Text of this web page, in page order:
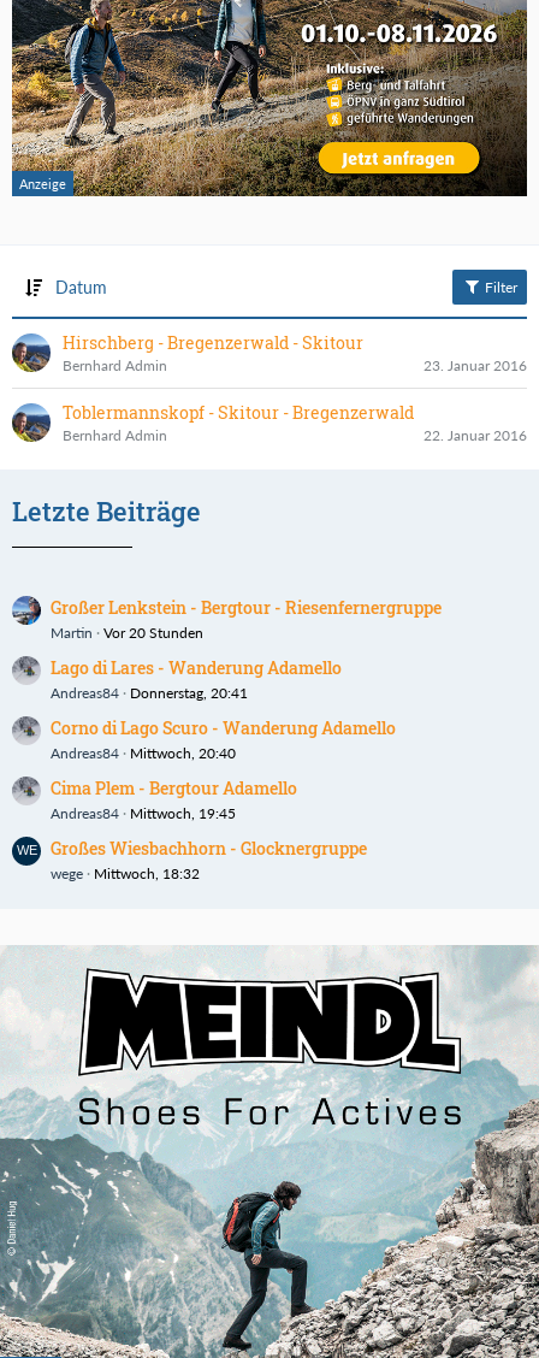
Datum Filter
Hirschberg - Bregenzerwald - Skitour
Bernhard Admin 23. Januar 2016
Toblermannskopf - Skitour - Bregenzerwald
Bernhard Admin 22. Januar 2016
Letzte Beiträge
Großer Lenkstein - Bergtour - Riesenfernergruppe
Martin Vor 20 Stunden
Lago di Lares - Wanderung Adamello
Andreas84 Donnerstag, 20:41
Corno di Lago Scuro - Wanderung Adamello
Andreas84 Mittwoch, 20:40
Cima Plem - Bergtour Adamello
Andreas84 Mittwoch, 19:45
Großes Wiesbachhorn - Glocknergruppe
wege Mittwoch, 18:32